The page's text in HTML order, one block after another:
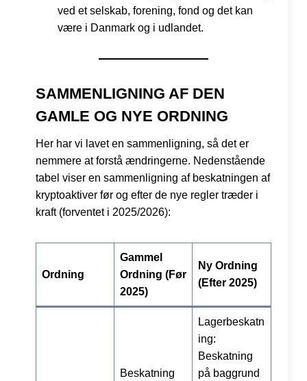
ved et selskab, forening, fond og det kan
være i Danmark og i udlandet.
SAMMENLIGNING AF DEN
GAMLE OG NYE ORDNING
Her har vi lavet en sammenligning, så det er
nemmere at forstå ændringerne. Nedenstående
tabel viser en sammenligning af beskatningen af
kryptoaktiver før og efter de nye regler træder i
kraft (forventet i 2025/2026):
Ordning
Gammel
Ordning (Før
2025)
Ny Ordning
(Efter 2025)
Beskatning
Lagerbeskatn
ing:
Beskatning
på baggrund